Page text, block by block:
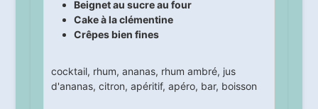
Beignet au sucre au four
Cake à la clémentine
Crêpes bien fines
cocktail, rhum, ananas, rhum ambré, jus
d'ananas, citron, apéritif, apéro, bar, boisson